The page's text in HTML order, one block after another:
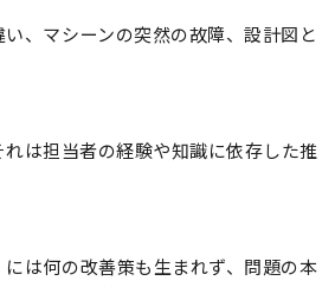
、マシーンの突然の故障、設計図と
は担当者の経験や知識に依存した推
は何の改善策も生まれず、問題の本